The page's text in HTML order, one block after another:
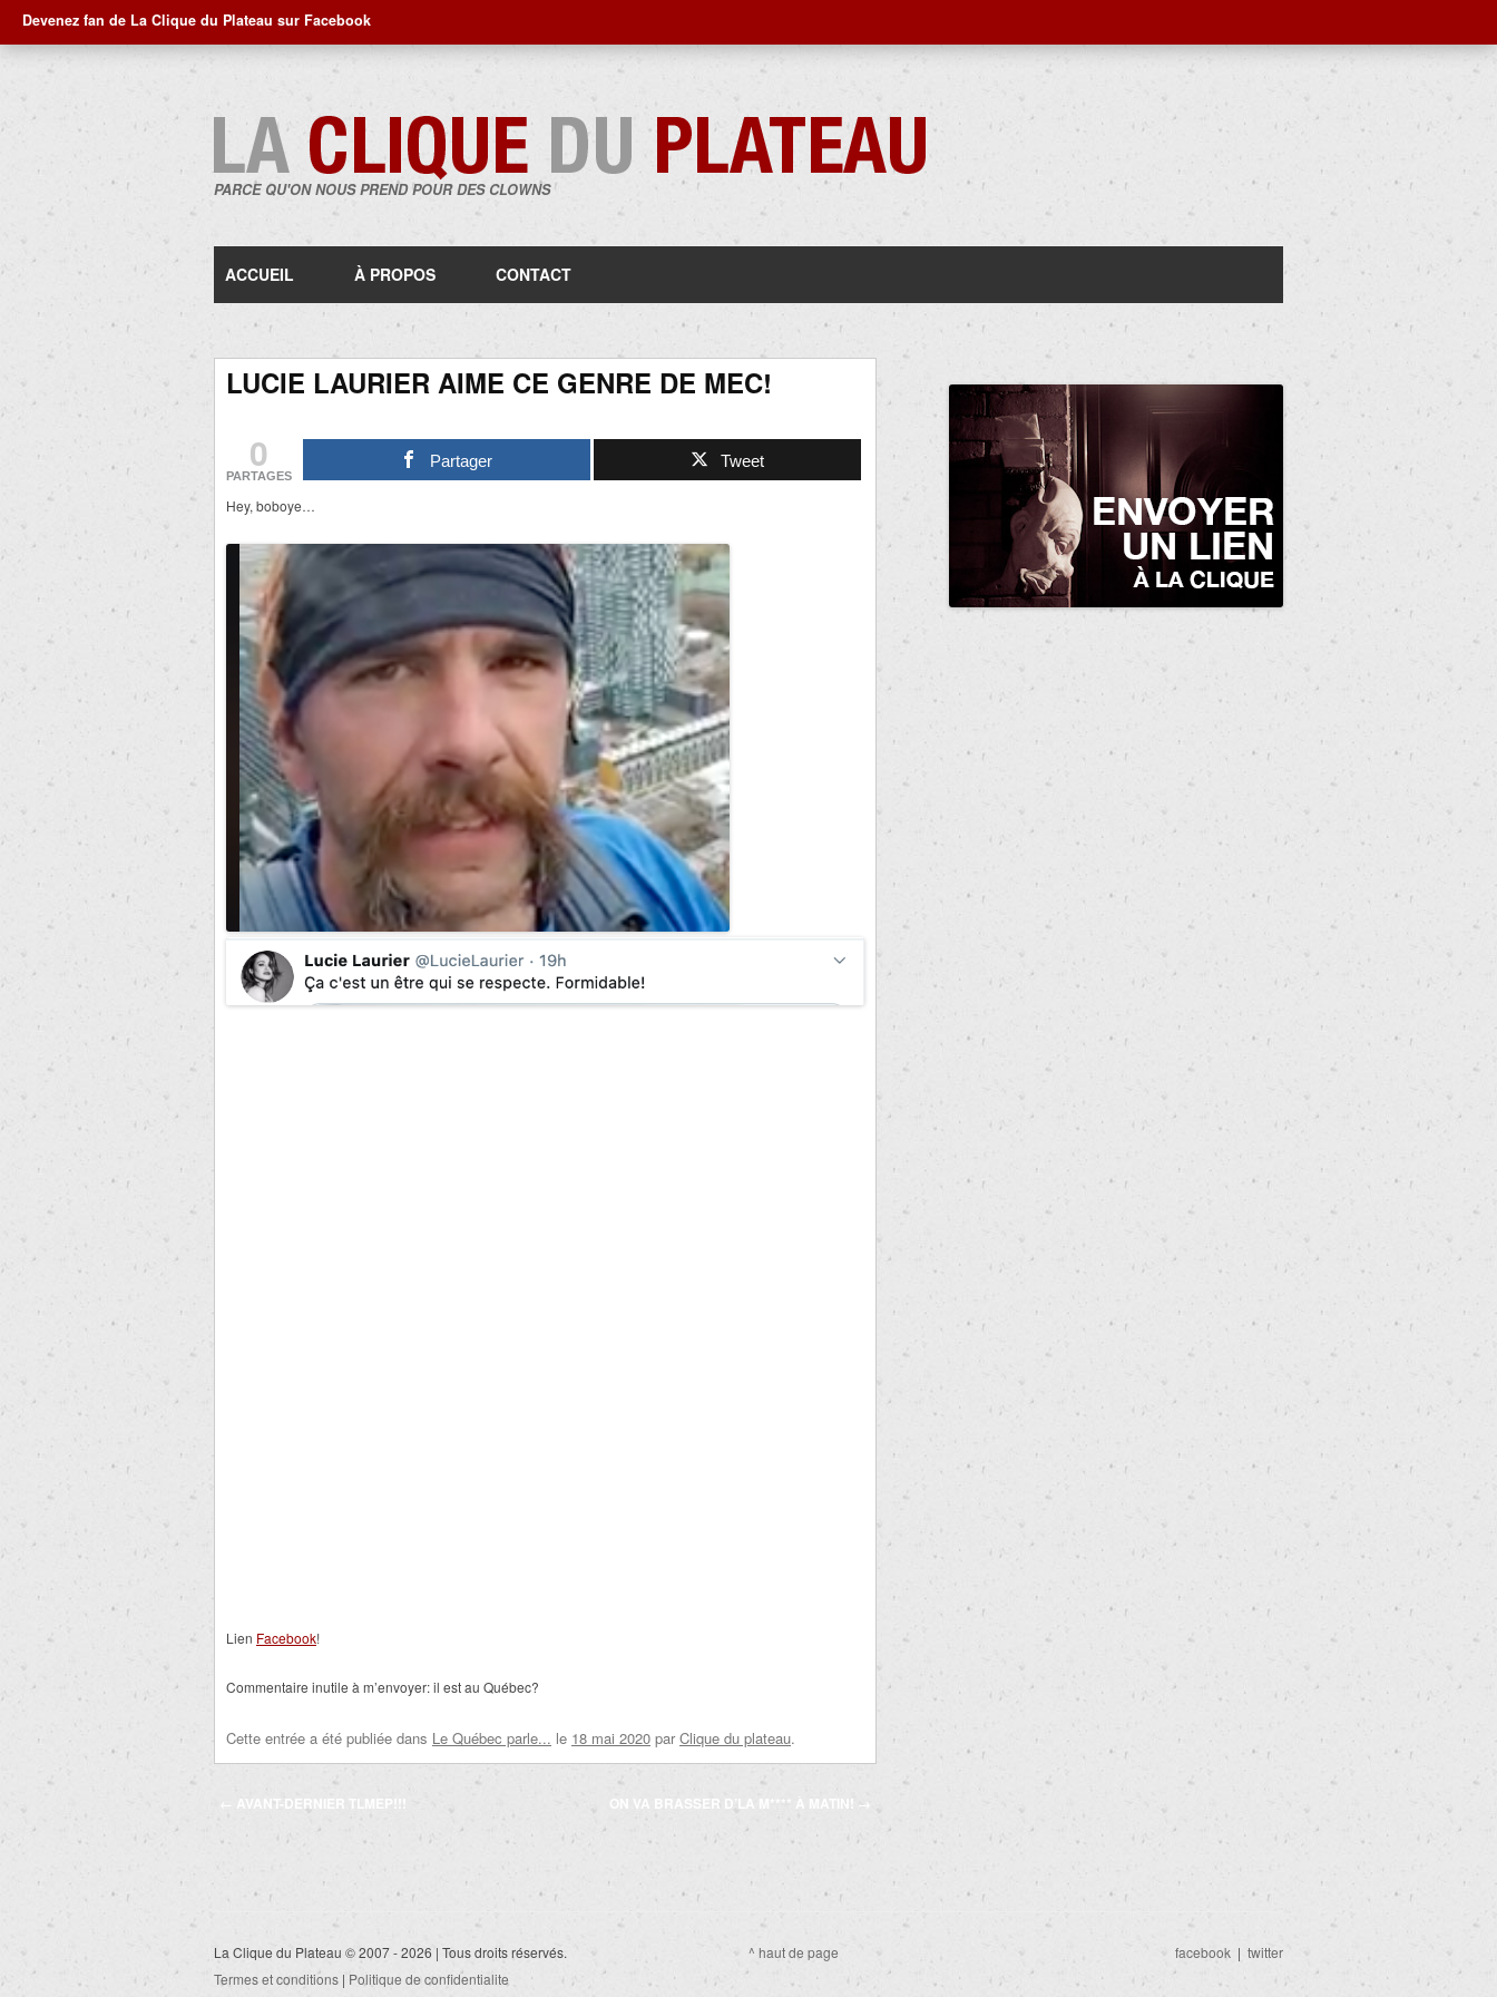
Devenez fan de La Clique du Plateau sur Facebook
PARCE QU'ON NOUS PREND POUR DES CLOWNS
au
ACCUEIL À PROPOS CONTACT
LUCIE LAURIER AIME CE GENRE DE MEC!
0
PARTAGES
Partager Tweet
Hey, boboye…
Lien Facebook!
Commentaire inutile à m’envoyer: il est au Québec?
Cette entrée a été publiée dans Le Québec parle... le 18 mai 2020 par Clique du plateau.
Navigation
AVANT-DERNIER TLMEP!!! ON VA BRASSER D’LA M**** À MATIN! →
La Clique du Plateau © 2007 - 2026 | Tous droits réservés.
Termes et conditions | Politique de confidentialite
^ haut de page facebook | twitter